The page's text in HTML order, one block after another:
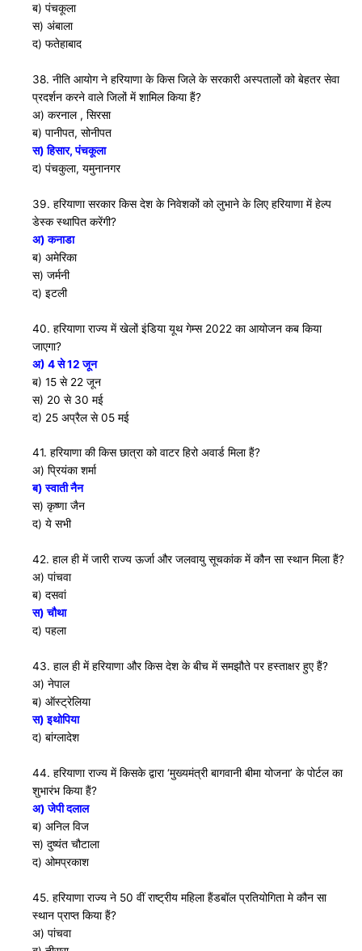
ब) पंचकूला
स) अंबाला
द) फतेहाबाद
38. नीति आयोग ने हरियाणा के किस जिले के सरकारी अस्पतालों को बेहतर सेवा
प्रदर्शन करने वाले जिलों में शामिल किया हैं?
अ) करनाल , सिरसा
ब) पानीपत, सोनीपत
स) हिसार, पंचकूला
द) पंचकुला, यमुनानगर
39. हरियाणा सरकार किस देश के निवेशकों को लुभाने के लिए हरियाणा में हेल्प
डेस्क स्थापित करेंगी?
अ) कनाडा
ब) अमेरिका
स) जर्मनी
द) इटली
40. हरियाणा राज्य में खेलों इंडिया यूथ गेम्स 2022 का आयोजन कब किया
जाएगा?
अ) 4 से 12 जून
ब) 15 से 22 जून
स) 20 से 30 मई
द) 25 अप्रैल से 05 मई
41. हरियाणा की किस छात्रा को वाटर हिरो अवार्ड मिला हैं?
अ) प्रियंका शर्मा
ब) स्वाती नैन
स) कृष्णा जैन
द) ये सभी
42. हाल ही में जारी राज्य ऊर्जा और जलवायु सूचकांक में कौन सा स्थान मिला हैं?
अ) पांचवा
ब) दसवां
स) चौथा
द) पहला
43. हाल ही में हरियाणा और किस देश के बीच में समझौते पर हस्ताक्षर हुए हैं?
अ) नेपाल
ब) ऑस्ट्रेलिया
स) इथोपिया
द) बांग्लादेश
44. हरियाणा राज्य में किसके द्वारा ‘मुख्यमंत्री बागवानी बीमा योजना’ के पोर्टल का
शुभारंभ किया हैं?
अ) जेपी दलाल
ब) अनिल विज
स) दुष्यंत चौटाला
द) ओमप्रकाश
45. हरियाणा राज्य ने 50 वीं राष्ट्रीय महिला हैंडबाॅल प्रतियोगिता मे कौन सा
स्थान प्राप्त किया हैं?
अ) पांचवा